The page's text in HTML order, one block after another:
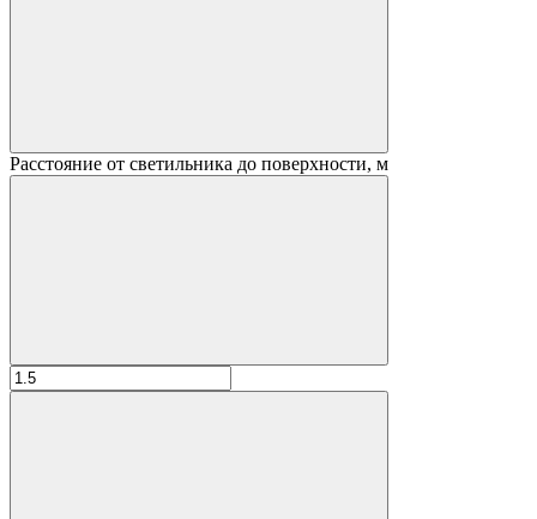
Расстояние от светильника до поверхности, м